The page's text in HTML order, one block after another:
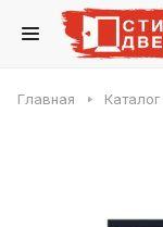
Главная Каталог